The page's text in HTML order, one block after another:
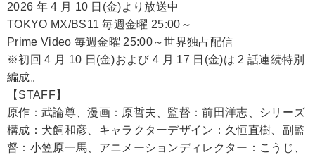
2026 年 4 月 10 日(金)より放送中
TOKYO MX/BS11 毎週金曜 25:00～
Prime Video 毎週金曜 25:00～世界独占配信
※初回 4 月 10 日(金)および 4 月 17 日(金)は 2 話連続特別
編成。
【STAFF】
原作：武論尊、漫画：原哲夫、監督：前田洋志、シリーズ
構成：犬飼和彦、キャラクターデザイン：久恒直樹、副監
督：小笠原一馬、アニメーションディレクター：こうじ、